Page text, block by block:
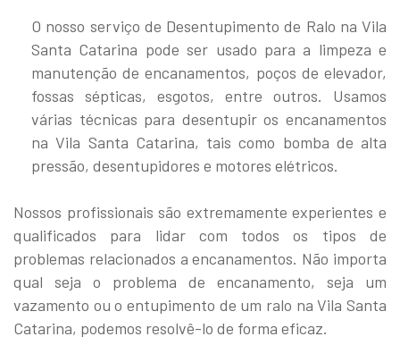
O nosso serviço de Desentupimento de Ralo na Vila
Santa Catarina pode ser usado para a limpeza e
manutenção de encanamentos, poços de elevador,
fossas sépticas, esgotos, entre outros. Usamos
várias técnicas para desentupir os encanamentos
na Vila Santa Catarina, tais como bomba de alta
pressão, desentupidores e motores elétricos.
Nossos profissionais são extremamente experientes e
qualificados para lidar com todos os tipos de
problemas relacionados a encanamentos. Não importa
qual seja o problema de encanamento, seja um
vazamento ou o entupimento de um ralo na Vila Santa
Catarina, podemos resolvê-lo de forma eficaz.